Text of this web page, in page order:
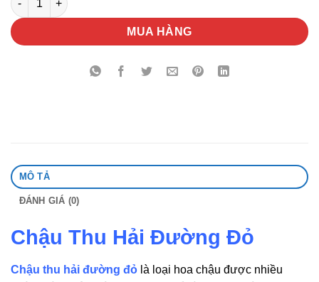
MUA HÀNG
MÔ TẢ
ĐÁNH GIÁ (0)
Chậu Thu Hải Đường Đỏ
Chậu thu hải đường đỏ là loại hoa chậu được nhiều